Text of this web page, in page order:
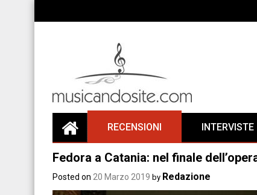
RECENSIONI INTERVISTE
Fedora a Catania: nel finale
Posted on 20 Marzo 2019 by Redazione